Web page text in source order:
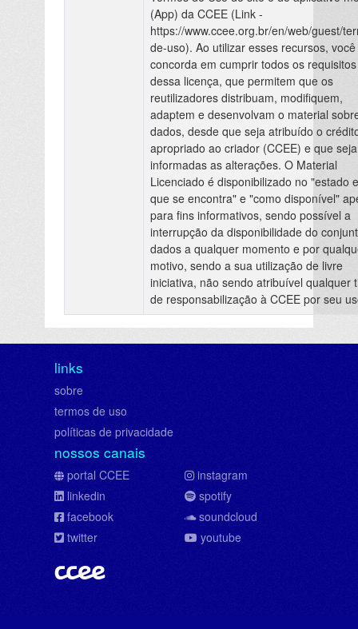
(App) da CCEE (Link -
https://www.ccee.org.br/en/web/guest/
de-uso). Ao utilizar esses recursos, você
concorda em cumprir todos os requisitos
dessa licença, que permitem que os
reutilizadores distribuam, modifiquem,
adaptem e desenvolvam o material
dados, desde que seja atribuído o
apropriado ao criador (CCEE) e que
informadas as alterações. O Material
Licenciado é disponibilizado no "estado
que se encontra" e "como disponível"
para fins informativos, sendo possível a
interrupção da disponibilidade do
dados a qualquer momento e por
motivo, sendo a sua utilização de livre
iniciativa, não sendo atribuível qualquer
de responsabilização à CCEE por seu
links
sobre
termos de uso
políticas de privacidade
nossos canais
portal CCEE
linkedin
facebook
twitter
instagram
spotify
soundcloud
youtube